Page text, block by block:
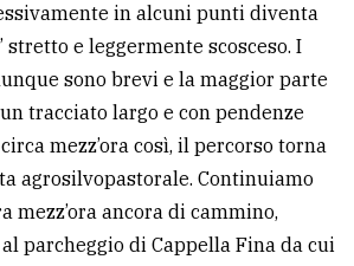
in alcuni punti diventa
stretto e leggermente scosceso. I
sono brevi e la maggior parte
tracciato largo e con pendenze
mezz’ora così, il percorso torna
agrosilvopastorale. Continuiamo
mezz’ora ancora di cammino,
parcheggio di Cappella Fina da cui